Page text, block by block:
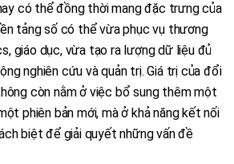
có thể đồng thời mang đặc trưng của
tảng số có thể vừa phục vụ thương
giáo dục, vừa tạo ra lượng dữ liệu đủ
nghiên cứu và quản trị. Giá trị của đổi
còn nằm ở việc bổ sung thêm một
phiên bản mới, mà ở khả năng kết nối
biệt để giải quyết những vấn đề